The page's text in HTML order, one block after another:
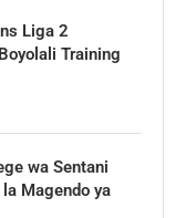
Liga 2
Training
wa Sentani
Magendo ya